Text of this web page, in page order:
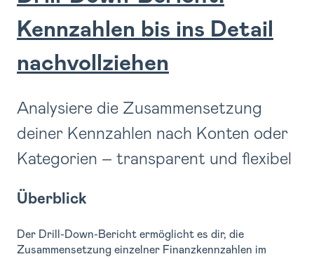
Kennzahlen bis ins Detail
nachvollziehen
Analysiere die Zusammensetzung
deiner Kennzahlen nach Konten oder
Kategorien – transparent und flexibel
Überblick
Der Drill-Down-Bericht ermöglicht es dir, die
Zusammensetzung einzelner Finanzkennzahlen im